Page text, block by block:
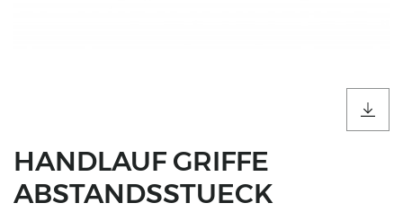
HANDLAUF GRIFFE
ABSTANDSSTUECK